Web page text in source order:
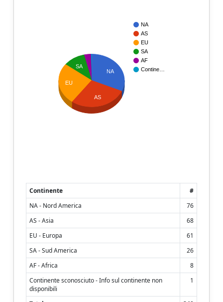
NA
AS
EU
SA
AF
Contine…
NA
SA
EU
AS
Continente
#
NA - Nord America
76
AS - Asia
68
EU - Europa
61
SA - Sud America
26
AF - Africa
8
Continente sconosciuto - Info sul continente non
disponibili
1